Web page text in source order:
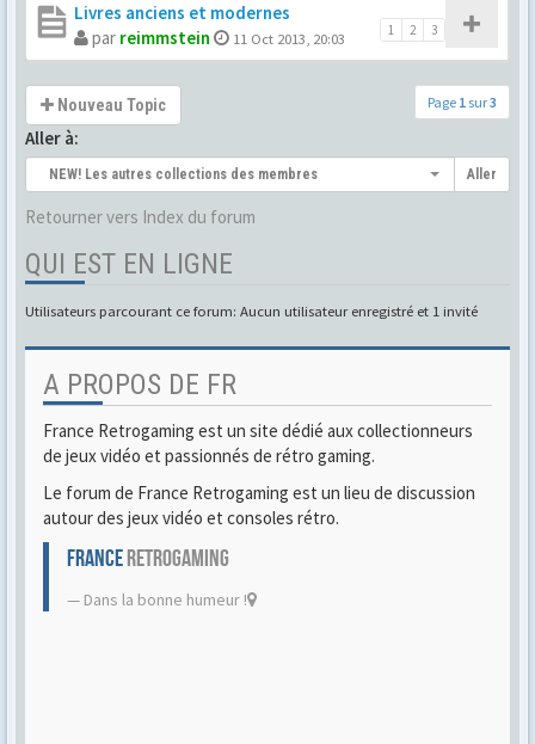
Livres anciens et modernes
1 2 3
par reimmstein 11 Oct 2013, 20:03
Nouveau Topic Page 1 sur3
Aller à:
NEW! Les autres collections des membres Aller
Retourner vers Index du forum
QUI EST EN LIGNE
Utilisateurs parcourant ce forum: Aucun utilisateur enregistré et 1 invité
A PROPOS DE FR
France Retrogaming est un site dédié aux collectionneurs
de jeux vidéo et passionnés de rétro gaming.
Le forum de France Retrogaming est un lieu de discussion
autour des jeux vidéo et consoles rétro.
FRANCERETROGAMING
Dans la bonne humeur !